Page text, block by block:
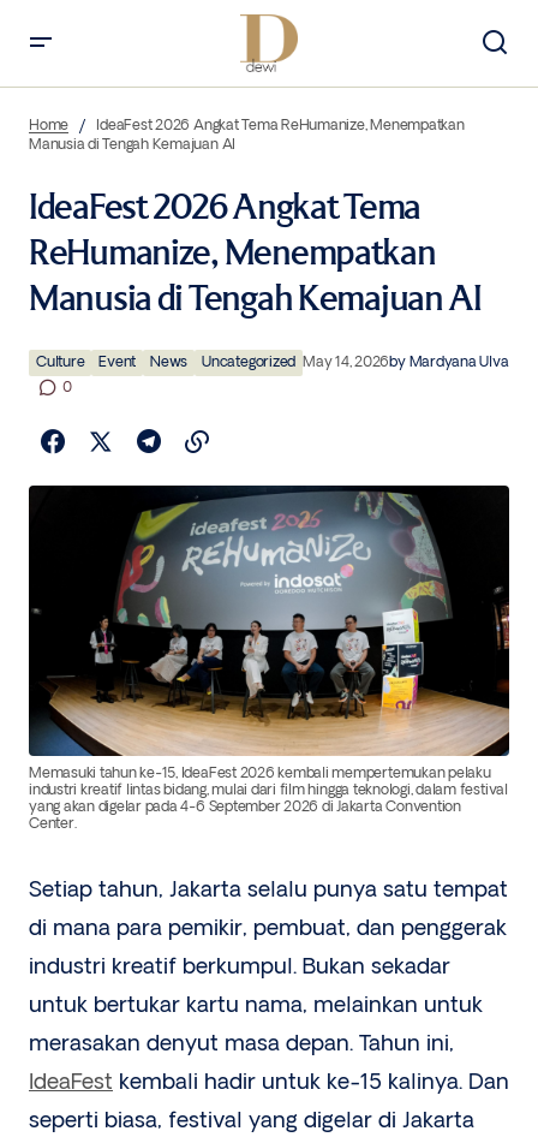
Tengah Kemajuan AI
Home
IdeaFest 2026 Angkat Tema ReHumanize, Menempatkan
Manusia di Tengah Kemajuan AI
IdeaFest 2026 Angkat Tema
ReHumanize, Menempatkan
Manusia di Tengah Kemajuan AI
Culture Event News Uncategorized May 14, 2026by Mardyana Ulva
0
Memasuki tahun ke-15, IdeaFest 2026 kembali mempertemukan pelaku
industri kreatif lintas bidang, mulai dari film hingga teknologi, dalam festival
yang akan digelar pada 4-6 September 2026 di Jakarta Convention
Center.
Setiap tahun, Jakarta selalu punya satu tempat
di mana para pemikir, pembuat, dan penggerak
industri kreatif berkumpul. Bukan sekadar
untuk bertukar kartu nama, melainkan untuk
merasakan denyut masa depan. Tahun ini,
IdeaFest kembali hadir untuk ke-15 kalinya. Dan
seperti biasa, festival yang digelar di Jakarta